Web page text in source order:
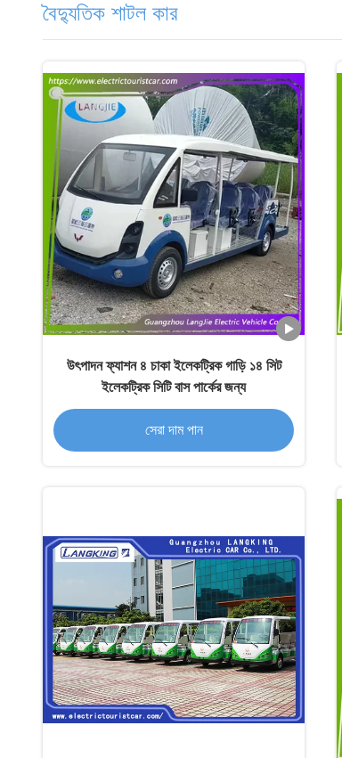
বৈদ্যুতিক শাটল কার
উৎপাদন ফ্যাশন ৪ চাকা ইলেকট্রিক গাড়ি ১৪ সিট
ইলেকট্রিক সিটি বাস পার্কের জন্য
সেরা দাম পান